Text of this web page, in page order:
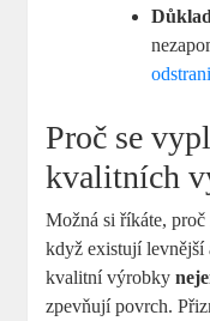
Proč se
kvalitních
Možná si říkáte, proč
když existují levnější
kvalitní výrobky
zpevňují povrch.